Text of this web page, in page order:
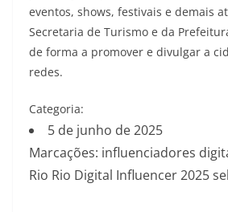
eventos, shows, festivais e demais
Secretaria de Turismo e da
de forma a promover e divulgar a
redes.
Categoria:
5 de junho de 2025
Marcações: influenciadores
Rio Rio Digital Influencer 2025